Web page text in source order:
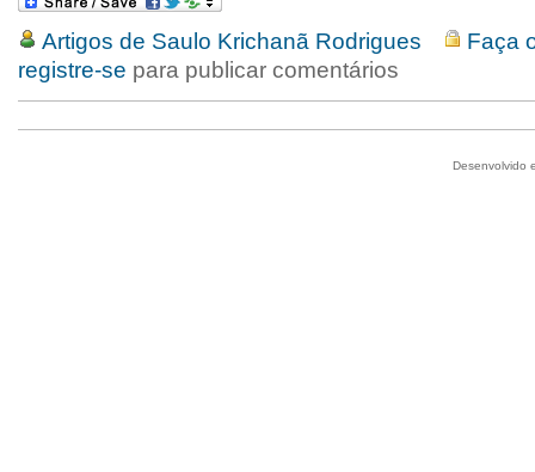
Artigos de Saulo Krichanã Rodrigues
Faça
registre-se para publicar comentários
Desenvolvido